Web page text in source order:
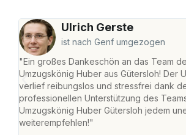
Ulrich Gerste
ist nach Genf umgezogen
"Ein großes Dankeschön an das Team
Umzugskönig Huber aus Gütersloh! Der
verlief reibungslos und stressfrei dank
professionellen Unterstützung des
Umzugskönig Huber Gütersloh jedem
weiterempfehlen!"